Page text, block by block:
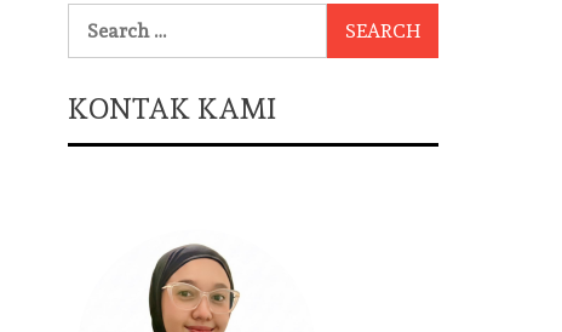
for:
KONTAK KAMI